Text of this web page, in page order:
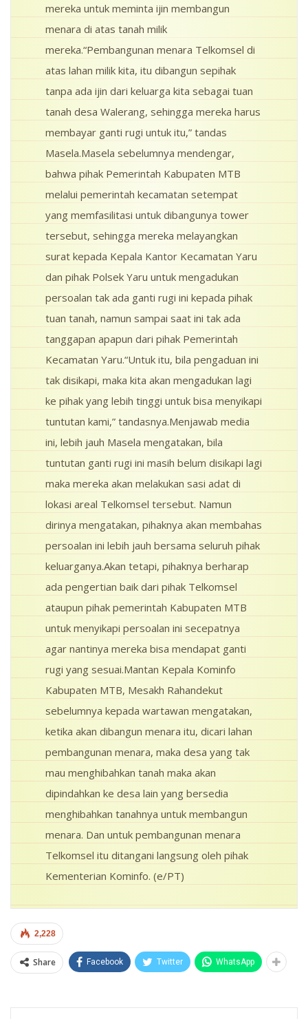
mereka untuk meminta ijin membangun
menara di atas tanah milik
mereka.“Pembangunan menara Telkomsel di
atas lahan milik kita, itu dibangun sepihak
tanpa ada ijin dari keluarga kita sebagai tuan
tanah desa Walerang, sehingga mereka harus
membayar ganti rugi untuk itu,” tandas
Masela.Masela sebelumnya mendengar,
bahwa pihak Pemerintah Kabupaten MTB
melalui pemerintah kecamatan setempat
yang memfasilitasi untuk dibangunya tower
tersebut, sehingga mereka melayangkan
surat kepada Kepala Kantor Kecamatan Yaru
dan pihak Polsek Yaru untuk mengadukan
persoalan tak ada ganti rugi ini kepada pihak
tuan tanah, namun sampai saat ini tak ada
tanggapan apapun dari pihak Pemerintah
Kecamatan Yaru.“Untuk itu, bila pengaduan ini
tak disikapi, maka kita akan mengadukan lagi
ke pihak yang lebih tinggi untuk bisa menyikapi
tuntutan kami,” tandasnya.Menjawab media
ini, lebih jauh Masela mengatakan, bila
tuntutan ganti rugi ini masih belum disikapi lagi
maka mereka akan melakukan sasi adat di
lokasi areal Telkomsel tersebut. Namun
dirinya mengatakan, pihaknya akan membahas
persoalan ini lebih jauh bersama seluruh pihak
keluarganya.Akan tetapi, pihaknya berharap
ada pengertian baik dari pihak Telkomsel
ataupun pihak pemerintah Kabupaten MTB
untuk menyikapi persoalan ini secepatnya
agar nantinya mereka bisa mendapat ganti
rugi yang sesuai.Mantan Kepala Kominfo
Kabupaten MTB, Mesakh Rahandekut
sebelumnya kepada wartawan mengatakan,
ketika akan dibangun menara itu, dicari lahan
pembangunan menara, maka desa yang tak
mau menghibahkan tanah maka akan
dipindahkan ke desa lain yang bersedia
menghibahkan tanahnya untuk membangun
menara. Dan untuk pembangunan menara
Telkomsel itu ditangani langsung oleh pihak
Kementerian Kominfo. (e/PT)
2,228
Share Facebook Twitter WhatsApp